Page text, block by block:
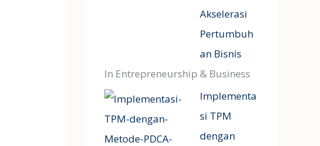
Akselerasi
Pertumbuh
an Bisnis
In Entrepreneurship & Business
Implementa
si TPM
dengan